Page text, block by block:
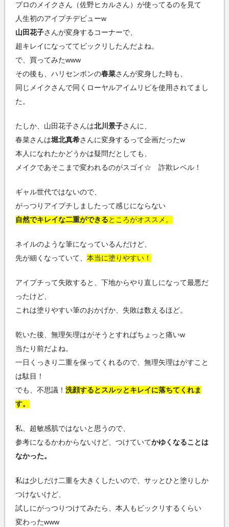
プロのメイクさん（佐野ヒカルさん）が使ってるのを見て
人生初のアイプチデビューw
山田花子さんが変身するコーナーで、
超キレイになっててビックリしたんだよね。
で、買ってみたwww
その後も、ハリセンボンの春菜さんが変身した時も、
同じメイクさんで同くローヤルアイムリピを使用されてまし
た。
たしか、山田花子さんは北川景子さんに、
春菜さんは堀北真希さんに変身するって企画だったw
本人になれたかどうかは疑問だとしても、
メイクであそこまで変われるのがスゴイ☆ 詐欺レベル！
ギャル世代ではないので、
がっつりアイプチしましたって感じにならない
自然でキレイな二重ができるところがオススメ。
ネイルのような筆になっているんだけど、
先が細くなっていて、 本当に塗りやすい！
アイプチって失敗すると、下地からやり直しになって最悪だ
ったけど、
これは塗りやすい筆のおかげか、失敗は数えるほど。
乾いた後、無理矢理はがそうとすればちょっと痛いw
当たり前だよね。
一日くっきり二重を保ってくれるので、無理矢理はがすこと
は駄目！
でも、不思議！ 洗顔するとスルッとキレイに落ちてくれま
す。
私、超敏感肌ではないと思うので、
参考になるかわからないけど、つけていてかゆくなることは
なかった。
私は少しだけ二重を大きくしたいので、サッとひと塗りしか
つけないけど、
試しにがっつりつけてみたら、本人もビックリするくらい
変わったwww